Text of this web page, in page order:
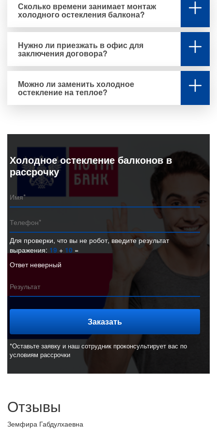
Сколько времени занимает монтаж
холодного остекления балкона?
Нужно ли приезжать в офис для
заключения договора?
Можно ли заменить холодное
остекление на теплое?
Холодное остекление балконов в
рассрочку
Для проверки, что вы не робот, введите результат
выражения: 19 + 10 =
Ответ неверный
*Оставьте заявку и наш сотрудник проконсультирует вас по
условиям рассрочки
Отзывы
Земфира Габдулхаевна